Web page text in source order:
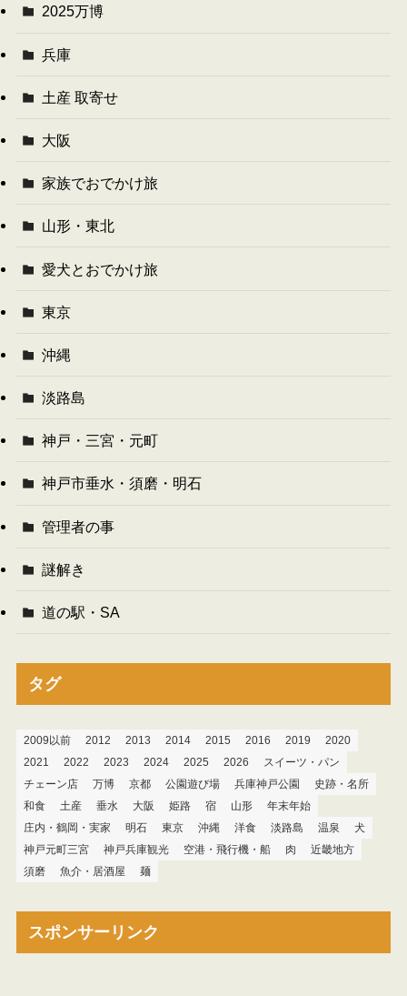
2025万博
兵庫
土産 取寄せ
大阪
家族でおでかけ旅
山形・東北
愛犬とおでかけ旅
東京
沖縄
淡路島
神戸・三宮・元町
神戸市垂水・須磨・明石
管理者の事
謎解き
道の駅・SA
タグ
2009以前 2012 2013 2014 2015 2016 2019
2020
2021
2022 2023 2024 2025 2026
スイーツ・パン
チェーン店
万博 京都 公園遊び場 兵庫神戸公園
史跡・名所
和食
土産 垂水 大阪 姫路 宿 山形
年末年始
庄内・鶴岡・実家
明石 東京 沖縄 洋食 淡路島 温泉
犬
神戸元町三宮
神戸兵庫観光 空港・飛行機・船 肉
近畿地方
須磨
魚介・居酒屋 麺
スポンサーリンク